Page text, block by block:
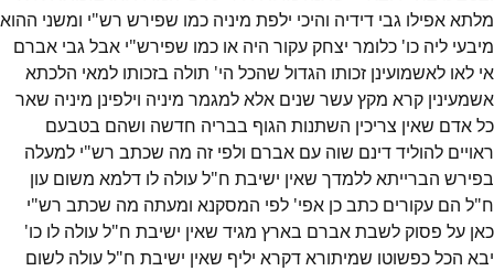
מלתא אפילו גבי דידיה והיכי ילפת מיניה כמו שפירש רש"י ומשני ההוא
מיבעי ליה כו' כלומר יצחק עקור היה או כמו שפירש"י אבל גבי אברם
אי לאו לאשמועינן זכותו הגדול שהכל הי' תולה בזכותו למאי הלכתא
אשמעינין קרא מקץ עשר שנים אלא למגמר מיניה וילפינן מיניה שאר
כל אדם שאין צריכין השתנות הגוף בבריה חדשה ושהם בטבעם
ראויים להוליד דינם שוה עם אברם ולפי זה מה שכתב רש"י למעלה
בפירש הברייתא ללמדך שאין ישיבת ח"ל עולה לו דלמא משום עון
ח"ל הם עקורים כתב כן אפי' לפי המסקנא ומעתה מה שכתב רש"י
כאן על פסוק לשבת אברם בארץ מגיד שאין ישיבת ח"ל עולה לו כו'
יבא הכל כפשוטו שמיתורא דקרא יליף שאין ישיבת ח"ל עולה לשום